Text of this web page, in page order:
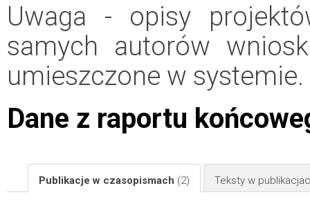
Uwaga - opisy
samych autorów
umieszczone w systemie.
Dane z raportu
Publikacje w czasopismach (2) Teksty w